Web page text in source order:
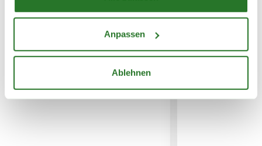
Anpassen
Ablehnen